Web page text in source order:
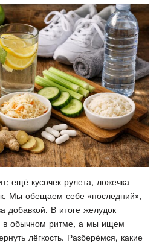
ещё кусочек рулета, ложечка
Мы обещаем себе «последний»,
добавкой. В итоге желудок
в обычном ритме, а мы ищем
лёгкость. Разберёмся, какие